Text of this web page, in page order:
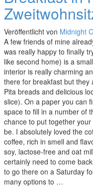
Veröffentlicht von Midnight
A few friends of mine
was really happy to finally
like second home) is a
interior is really charming
there for breakfast but they
Pita breads and delicious
slice). On a paper you can
space to fill in a number of
chance to put together
be. I absolutely loved the
coffee, rich in smell and
soy, lactose-free and oat
certainly need to come
to go there on a Saturday
many options to …